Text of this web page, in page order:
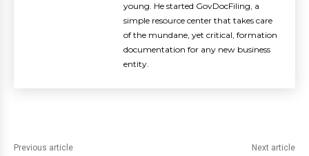
young. He started GovDocFiling, a
simple resource center that takes care
of the mundane, yet critical, formation
documentation for any new business
entity.
Previous article Next article